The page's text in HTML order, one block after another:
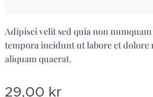
Adipisci velit sed quia non
tempora incidunt ut labore et dolore
aliquam quaerat.
29,00 kr